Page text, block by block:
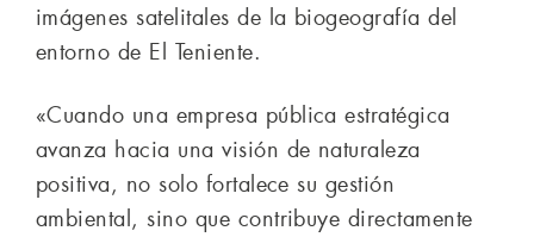
imágenes satelitales de la biogeografía del
entorno de El Teniente.
«Cuando una empresa pública estratégica
avanza hacia una visión de naturaleza
positiva, no solo fortalece su gestión
ambiental, sino que contribuye directamente